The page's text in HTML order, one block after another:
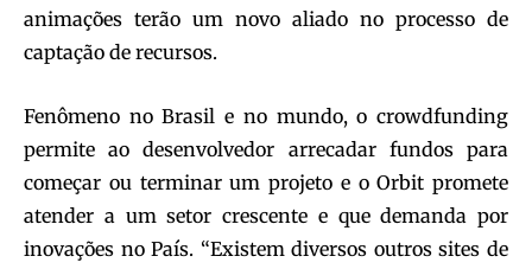
animações terão um novo aliado no processo de
captação de recursos.
Fenômeno no Brasil e no mundo, o crowdfunding
permite ao desenvolvedor arrecadar fundos para
começar ou terminar um projeto e o Orbit promete
atender a um setor crescente e que demanda por
inovações no País. “Existem diversos outros sites de